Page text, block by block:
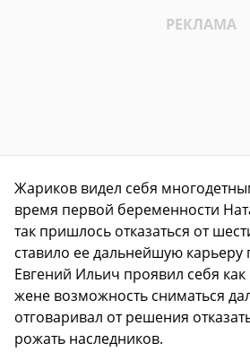
Жариков видел себя
время первой беременности
так пришлось отказаться от
ставило ее дальнейшую карьеру
Евгений Ильич проявил себя
жене возможность сниматься
отговаривал от решения
рожать наследников.